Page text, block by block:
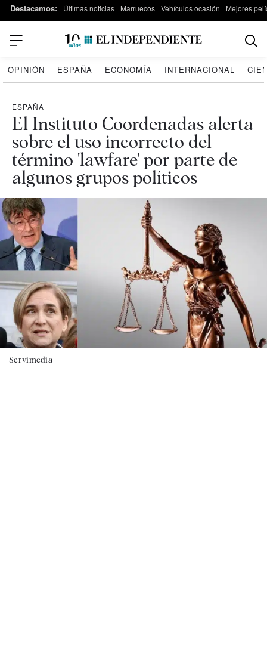
Destacamos: Últimas noticias Marruecos Vehículos ocasión Mejores
OPINIÓN ESPAÑA ECONOMÍA INTERNACIONAL
ESPAÑA
El Instituto Coordenadas alerta
sobre el uso incorrecto del
término 'lawfare' por parte de
algunos grupos políticos
Servimedia